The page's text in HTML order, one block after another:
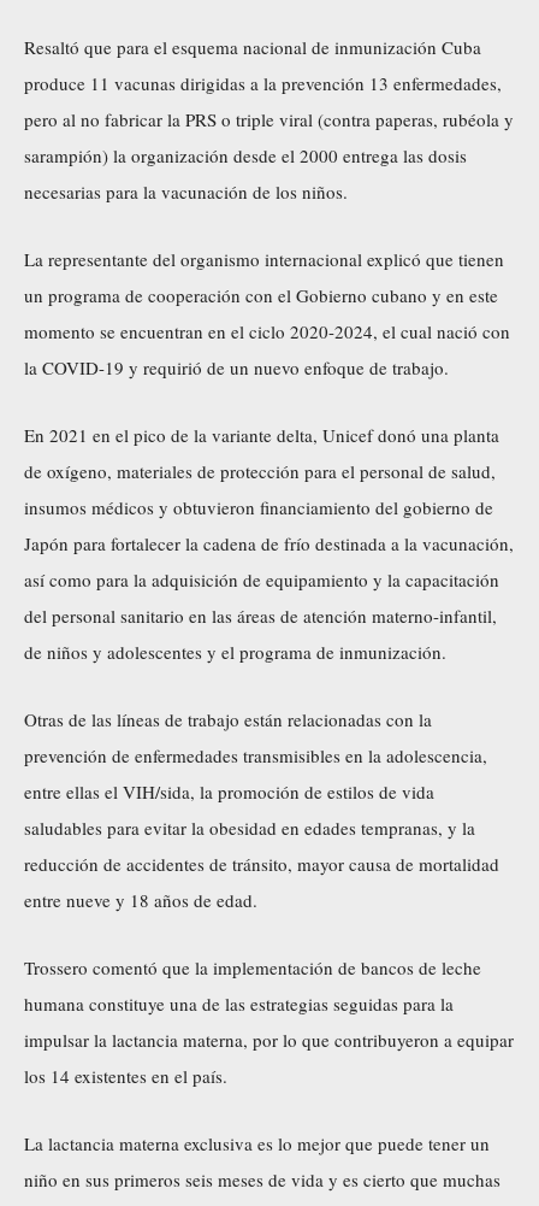
Resaltó que para el esquema nacional de inmunización Cuba
produce 11 vacunas dirigidas a la prevención 13 enfermedades,
pero al no fabricar la PRS o triple viral (contra paperas, rubéola y
sarampión) la organización desde el 2000 entrega las dosis
necesarias para la vacunación de los niños.
La representante del organismo internacional explicó que tienen
un programa de cooperación con el Gobierno cubano y en este
momento se encuentran en el ciclo 2020-2024, el cual nació con
la COVID-19 y requirió de un nuevo enfoque de trabajo.
En 2021 en el pico de la variante delta, Unicef donó una planta
de oxígeno, materiales de protección para el personal de salud,
insumos médicos y obtuvieron financiamiento del gobierno de
Japón para fortalecer la cadena de frío destinada a la vacunación,
así como para la adquisición de equipamiento y la capacitación
del personal sanitario en las áreas de atención materno-infantil,
de niños y adolescentes y el programa de inmunización.
Otras de las líneas de trabajo están relacionadas con la
prevención de enfermedades transmisibles en la adolescencia,
entre ellas el VIH/sida, la promoción de estilos de vida
saludables para evitar la obesidad en edades tempranas, y la
reducción de accidentes de tránsito, mayor causa de mortalidad
entre nueve y 18 años de edad.
Trossero comentó que la implementación de bancos de leche
humana constituye una de las estrategias seguidas para la
impulsar la lactancia materna, por lo que contribuyeron a equipar
los 14 existentes en el país.
La lactancia materna exclusiva es lo mejor que puede tener un
niño en sus primeros seis meses de vida y es cierto que muchas